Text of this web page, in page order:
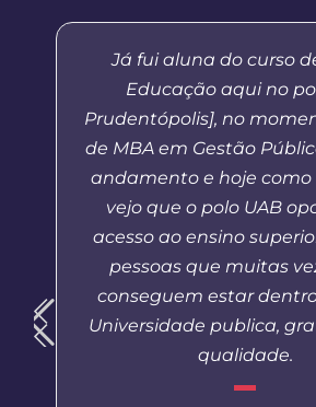
Já fui aluna do curso
Educação aqui no
Prudentópolis], no
de MBA em Gestão
andamento e hoje
vejo que o polo UAB
acesso ao ensino
pessoas que muitas
conseguem estar
Universidade publica,
qualidade.